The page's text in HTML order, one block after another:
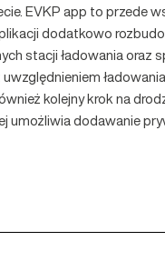
EVKP app to przede
dodatkowo
stacji ładowania oraz
kolejny krok na
umożliwia dodawanie